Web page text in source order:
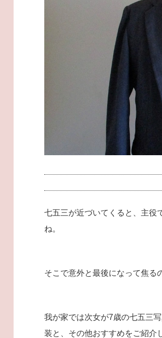
七五三が近づいてくると、主役
ね。
そこで意外と最後になって焦る
我が家では次女が7歳の七五三
装と、その他おすすめをご紹介